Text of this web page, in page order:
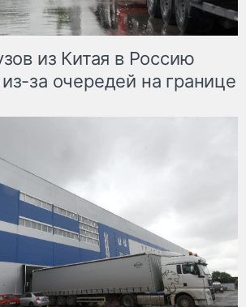
из Китая в Россию
за очередей на границе